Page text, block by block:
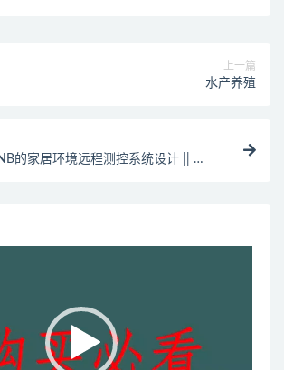
上一篇
水产养殖
的家居环境远程测控系统设计 || 空